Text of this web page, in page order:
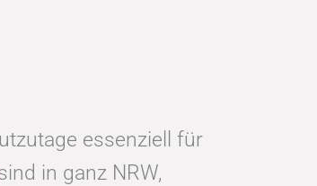
essenziell für
in ganz NRW,